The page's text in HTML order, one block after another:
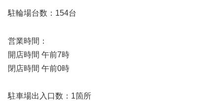
駐輪場台数：154台
営業時間：
開店時間 午前7時
閉店時間 午前0時
駐車場出入口数：1箇所